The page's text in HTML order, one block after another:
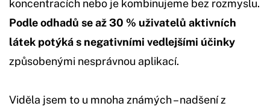
koncentracích nebo je kombinujeme bez rozmyslu.
Podle odhadů se až 30 % uživatelů aktivních
látek potýká s negativními vedlejšími účinky
způsobenými nesprávnou aplikací.
Viděla jsem to u mnoha známých – nadšení z